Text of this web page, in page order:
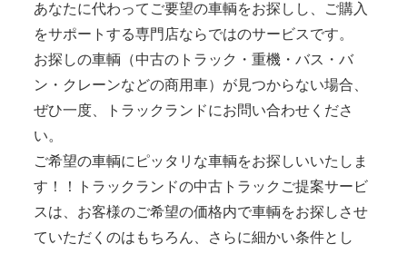
あなたに代わってご要望の車輌をお探しし、ご購入
をサポートする専門店ならではのサービスです。
お探しの車輌（中古のトラック・重機・バス・バ
ン・クレーンなどの商用車）が見つからない場合、
ぜひ一度、トラックランドにお問い合わせくださ
い。
ご希望の車輌にピッタリな車輌をお探しいいたしま
す！！トラックランドの中古トラックご提案サービ
スは、お客様のご希望の価格内で車輌をお探しさせ
ていただくのはもちろん、さらに細かい条件とし